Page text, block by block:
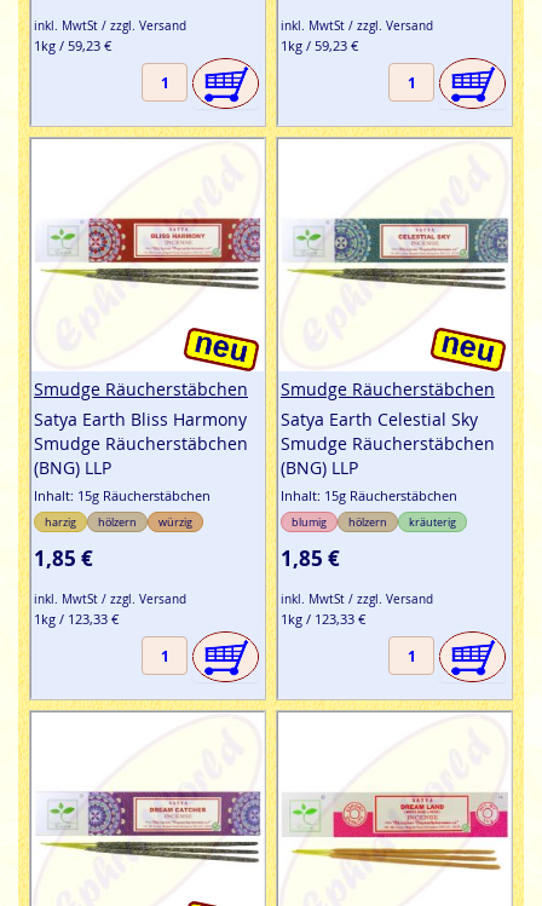
inkl. MwtSt / zzgl. Versand
1kg / 59,23 €
inkl. MwtSt / zzgl. Versand
1kg / 59,23 €
Smudge Räucherstäbchen
Satya Earth Bliss Harmony
Smudge Räucherstäbchen
(BNG) LLP
Inhalt: 15g Räucherstäbchen
harzig hölzern würzig
1,85 €
inkl. MwtSt / zzgl. Versand
1kg / 123,33 €
Smudge Räucherstäbchen
Satya Earth Celestial Sky
Smudge Räucherstäbchen
(BNG) LLP
Inhalt: 15g Räucherstäbchen
blumig hölzern kräuterig
1,85 €
inkl. MwtSt / zzgl. Versand
1kg / 123,33 €